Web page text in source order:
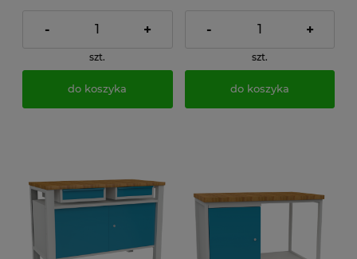
- +
szt.
do koszyka
- +
szt.
do koszyka